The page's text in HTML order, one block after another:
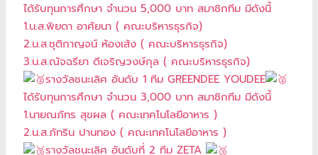
ได้รับทุนการศึกษา จำนวน 5,000 บาท สมาชิกทีม มีดังนี้
1.น.ส.พิยดา อาศัยนา ( คณะบริหารธุรกิจ)
2.น.ส.ชุติกาญจน์ ห้องเส้ง ( คณะบริหารธุรกิจ)
3.น.ส.ณัจฉรียา ดีเจริญวงษ์กุล ( คณะบริหารธุรกิจ)
รางวัลชนะเลิศ อันดับ 1 ทีม GREENDEE YOUDEE
ได้รับทุนการศึกษา จำนวน 3,000 บาท สมาชิกทีม มีดังนี้
1.นายณภัทร สุขผล ( คณะเทคโนโลยีอาหาร )
2.น.ส.ภัทริน ปานทอง ( คณะเทคโนโลยีอาหาร )
รางวัลชนะเลิศ อันดับที่ 2 ทีม ZETA